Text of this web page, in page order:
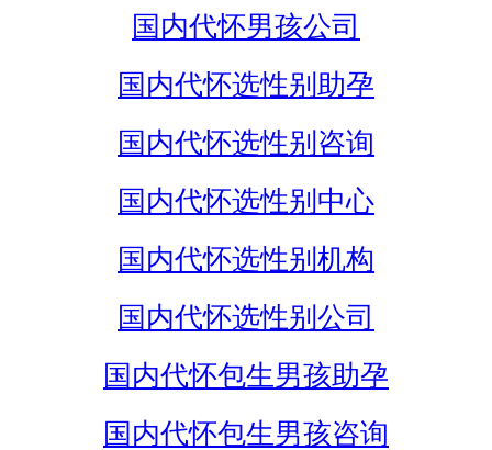
国内代怀男孩公司
国内代怀选性别助孕
国内代怀选性别咨询
国内代怀选性别中心
国内代怀选性别机构
国内代怀选性别公司
国内代怀包生男孩助孕
国内代怀包生男孩咨询